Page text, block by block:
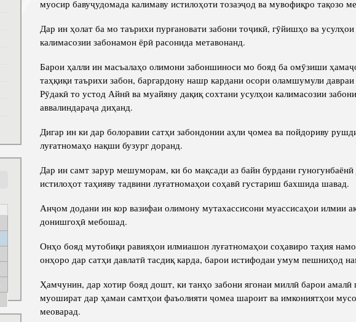
муосир бавуҷудомада калимаву истилоҳоти тозаэҷод ва мувофиқро тақозо
Дар ин ҳолат ба мо таърихи пурғановати забони тоҷикӣ, гӯйишҳо ва
калимасозии забонамон ёрӣ расонида метавонанд.
Барои ҳалли ин масъалаҳо олимони забоншиноси мо бояд ба омӯзиши
таҳқиқи таърихи забон, баргардону нашр кардани осори оламшумули давраи
Рӯдакӣ то устод Айнӣ ва муайяну дақиқ сохтани усулҳои калимасозии
аввалиндараҷа диҳанд.
Дигар ин ки дар болоравии сатҳи забондонии аҳли ҷомеа ва пойдориву
луғатномаҳо нақши бузург доранд.
Дар ин самт зарур мешуморам, ки бо мақсади аз байн бурдани
истилоҳот таҳияву тадвини луғатномаҳои соҳавӣ густариш бахшида шавад.
Анҷом додани ин кор вазифаи олимону мутахассисони муассисаҳои илмии
донишгоҳӣ мебошад.
Онҳо бояд мутобиқи равияҳои илмиашон луғатномаҳои соҳавиро таҳия
онҳоро дар сатҳи давлатӣ тасдиқ карда, барои истифодаи умум пешниҳод
Ҳамчунин, дар хотир бояд дошт, ки танҳо забони ягонаи миллӣ барои амалӣ
муошират дар ҳамаи самтҳои фаъолияти ҷомеа шароит ва имкониятҳои
меоварад.